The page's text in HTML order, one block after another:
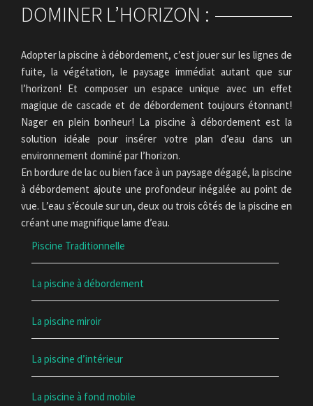
DOMINER L’HORIZON :
Adopter la piscine à débordement, c’est jouer sur les lignes de
fuite, la végétation, le paysage immédiat autant que sur
l’horizon! Et composer un espace unique avec un effet
magique de cascade et de débordement toujours étonnant!
Nager en plein bonheur! La piscine à débordement est la
solution idéale pour insérer votre plan d’eau dans un
environnement dominé par l’horizon.
En bordure de lac ou bien face à un paysage dégagé, la piscine
à débordement ajoute une profondeur inégalée au point de
vue. L’eau s’écoule sur un, deux ou trois côtés de la piscine en
créant une magnifique lame d’eau.
Piscine Traditionnelle
La piscine à débordement
La piscine miroir
La piscine d’intérieur
La piscine à fond mobile